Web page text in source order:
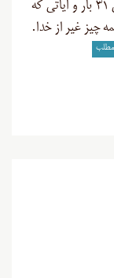
السَّمواتِ و الاَرض و ما بَینَهُما ۱۸ بار و کُلُ شی ۳۱ بار و آیاتی که
چیز غیر از خدا.
مطلب